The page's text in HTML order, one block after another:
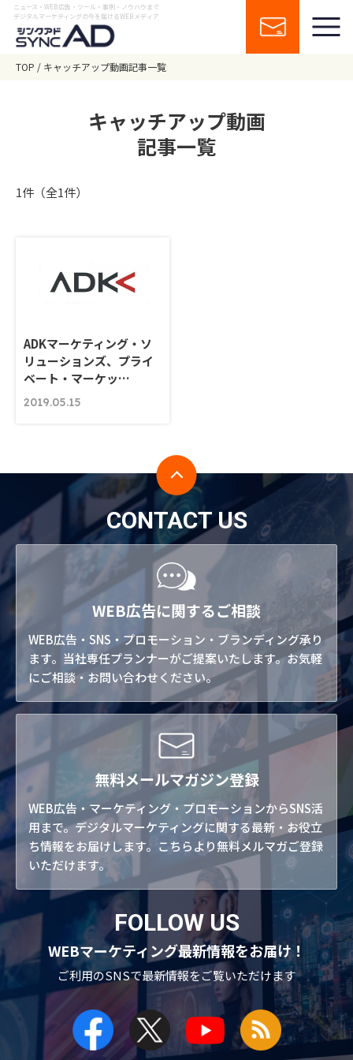
ニュース・WEB広告・ツール・事例・ノウハウまで
デジタルマーケティングの今を届けるWEBメディア
TOP キャッチアップ動画記事一覧
キャッチアップ動画
記事一覧
1件（全1件）
ADKマーケティング・ソ
リューションズ、プライ
ベート・マーケッ…
2019.05.15
CONTACT US
WEB広告に関するご相談
WEB広告・SNS・プロモーション・ブランディング承り
ます。当社専任プランナーがご提案いたします。お気軽
にご相談・お問い合わせください。
無料メールマガジン登録
WEB広告・マーケティング・プロモーションからSNS活
用まで。デジタルマーケティングに関する最新・お役立
ち情報をお届けします。こちらより無料メルマガご登録
いただけます。
FOLLOW US
WEBマーケティング最新情報をお届け！
ご利用のSNSで最新情報をご覧いただけます